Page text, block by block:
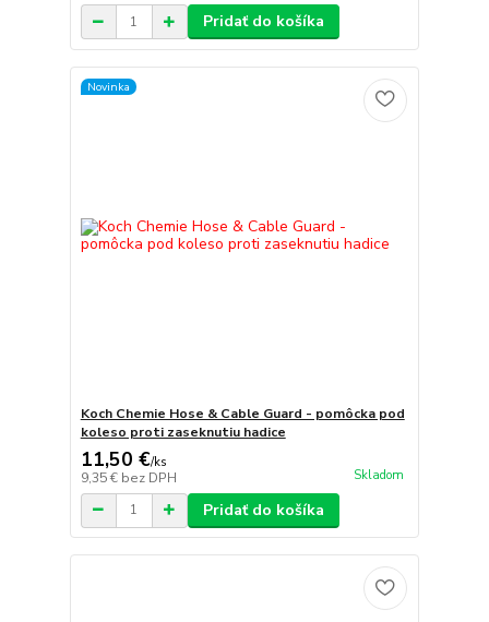
Pridať do košíka
Novinka
Koch Chemie Hose & Cable Guard - pomôcka pod
koleso proti zaseknutiu hadice
11,50 €/ks
9,35 € bez DPH Skladom
Pridať do košíka